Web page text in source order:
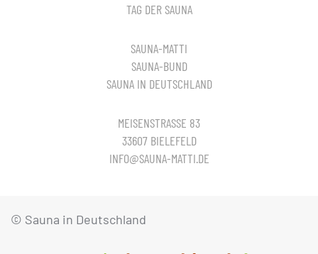
TAG DER SAUNA
SAUNA-MATTI
SAUNA-BUND
SAUNA IN DEUTSCHLAND
MEISENSTRASSE 83
33607 BIELEFELD
INFO@SAUNA-MATTI.DE
© Sauna in Deutschland